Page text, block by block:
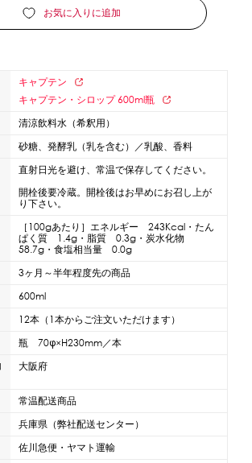
その他の機器・備品
横幕 風船
ポスター
kiss（スノーキッス）」
お気に入りに追加
キャプテン
キャプテン・シロップ 600ml瓶
清涼飲料水（希釈用）
砂糖、発酵乳（乳を含む）／乳酸、香料
直射日光を避け、常温で保存してください。
開栓後要冷蔵。開栓後はお早めにお召し上が
り下さい。
［100gあたり］エネルギー 243Kcal・たん
ぱく質 1.4g・脂質 0.3g・炭水化物
58.7g・食塩相当量 0.0g
3ヶ月～半年程度先の商品
600ml
12本（1本からご注文いただけます）
瓶 70φ×H230mm／本
大阪府
常温配送商品
兵庫県（弊社配送センター）
佐川急便・ヤマト運輸